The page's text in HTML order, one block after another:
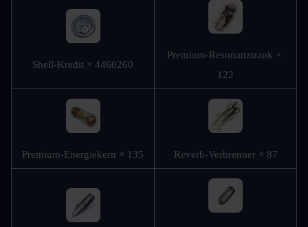
Shell-Kredit × 4460260
Premium-Resonanztrank ×
122
Premium-Energiekern × 135 Reverb-Verbrenner × 87